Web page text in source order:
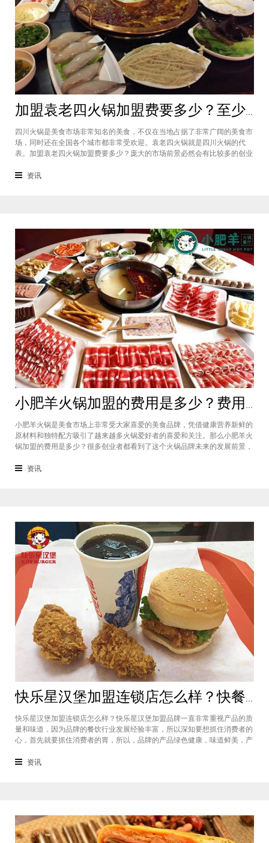
加盟袁老四火锅加盟费要多少？至少50万资金你准备好了吗？
四川火锅是美食市场非常知名的美食，不仅在当地占据了非常广阔的美食市
场，同时还在全国各个城市都非常受欢迎。袁老四火锅就是四川火锅的代
表。加盟袁老四火锅加盟费要多少？庞大的市场前景必然会有比较多的创业
城市都有着不一样的加盟费标准，袁老四火锅加盟至少要有50万资金你准备
资讯
小肥羊火锅加盟的费用是多少？费用标准如下看你是否符合加盟资格
小肥羊火锅是美食市场上非常受大家喜爱的美食品牌，凭借健康营养新鲜的
原材料和独特配方吸引了越来越多火锅爱好者的喜爱和关注。那么小肥羊火
锅加盟的费用是多少？很多创业者都看到了这个火锅品牌未来的发展前景，
小编带大家一起了解小肥羊火锅加盟的费用情况让创业者拥有更多信息。创
资讯
快乐星汉堡加盟连锁店怎么样？快餐店中产品口味如何？
快乐星汉堡加盟连锁店怎么样？快乐星汉堡加盟品牌一直非常重视产品的质
量和味道，因为品牌的餐饮行业发展经验丰富，所以深知要想抓住消费者的
心，首先就要抓住消费者的胃，所以，品牌的产品绿色健康，味道鲜美，产
错，下面就为大家仔细分析一下这个汉堡品牌加盟费多少钱？快乐星汉堡加
资讯